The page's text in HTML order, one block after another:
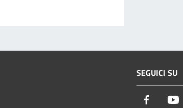
SEGUICI SU
Facebook